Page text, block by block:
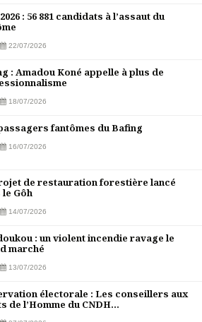
: 56 881 candidats à l’assaut du
22/07/2026
: Amadou Koné appelle à plus de
18/07/2026
fantômes du Bafing
16/07/2026
de restauration forestière lancé
le Gôh
14/07/2026
: un violent incendie ravage le
marché
13/07/2026
électorale : Les conseillers aux
de l’Homme du CNDH...